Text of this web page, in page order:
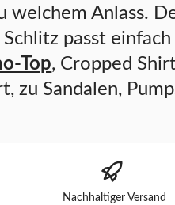
welchem Anlass.
passt einfach
Top, Cropped
zu Sandalen,
Nachhaltiger Versand